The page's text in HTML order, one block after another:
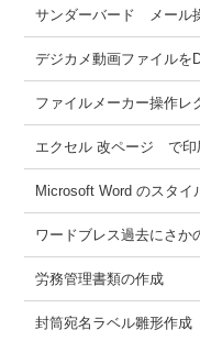
サンダーバード メール
デジカメ動画ファイルを
ファイルメーカー操作レ
エクセル 改ページ で印
Microsoft Word のスタイ
ワードブレス過去にさか
労務管理書類の作成
封筒宛名ラベル雛形作成